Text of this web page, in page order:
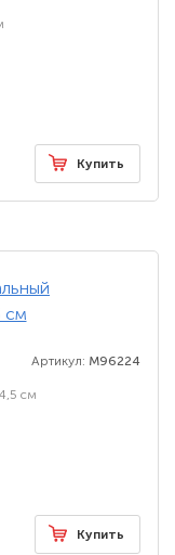
Купить
Артикул: M96224
см
Купить